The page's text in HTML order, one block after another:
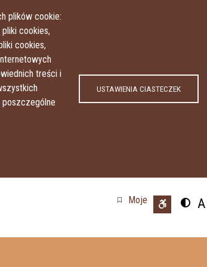
plików cookie:
cookies,
cookies,
treści i
poszczególne
USTAWIENIA CIASTECZEK
Moje
A